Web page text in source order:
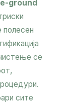
ground
полесен
се
сите